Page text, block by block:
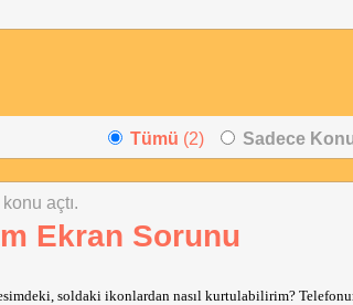
Tümü (2) Sadece
açtı.
Ekran Sorunu
soldaki ikonlardan nasıl kurtulabilirim?